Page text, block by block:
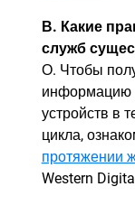
В. Какие
служб
О. Чтобы
информацию
устройств в
цикла,
протяжении
Western